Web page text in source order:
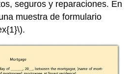
seguros y reparaciones. En
muestra de formulario
.